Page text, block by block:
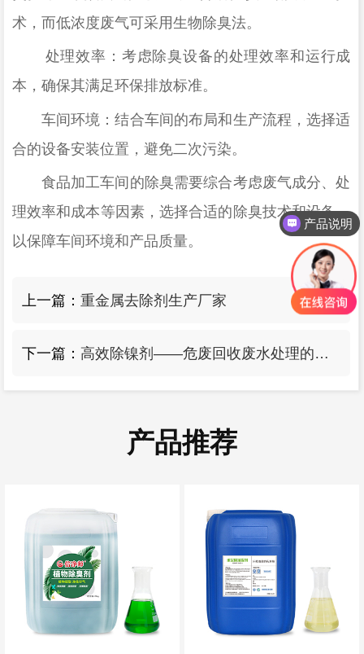
术，而低浓度废气可采用生物除臭法。
处理效率：考虑除臭设备的处理效率和运行成
本，确保其满足环保排放标准。
车间环境：结合车间的布局和生产流程，选择适
合的设备安装位置，避免二次污染。
食品加工车间的除臭需要综合考虑废气成分、处
理效率和成本等因素，选择合适的除臭技术和设备，
以保障车间环境和产品质量。
上一篇：重金属去除剂生产厂家
下一篇： 高效除镍剂——危废回收废水处理的首选解决方案
产品推荐
产品说明